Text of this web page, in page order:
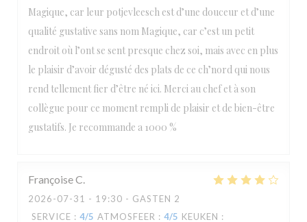
Magique, car leur potjevleesch est d’une douceur et d’une
qualité gustative sans nom Magique, car c’est un petit
endroit où l’ont se sent presque chez soi, mais avec en plus
le plaisir d’avoir dégusté des plats de ce ch’nord qui nous
rend tellement fier d’être né ici. Merci au chef et à son
collègue pour ce moment rempli de plaisir et de bien-être
gustatifs. Je recommande a 1000 %
FrançoiseC
2026-07-31 - 19:30 - GASTEN 2
SERVICE : 4/5 ATMOSFEER : 4/5 KEUKEN :